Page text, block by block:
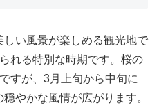
い風景が楽しめる観光地で
れる特別な時期です。桜の
すが、3月上旬から中旬に
やかな風情が広がります。